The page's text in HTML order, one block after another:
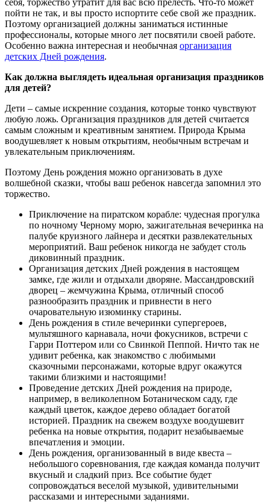
пойти не так, и вы просто испортите себе свой же праздник.
Поэтому организацией должны заниматься истинные
профессионалы, которые много лет посвятили своей работе.
Особенно важна интересная и необычная организация
детских Дней рождения.
Как должна выглядеть идеальная организация праздников
для детей?
Дети – самые искренние создания, которые тонко чувствуют
любую ложь. Организация праздников для детей считается
самым сложным и креативным занятием. Природа Крыма
воодушевляет к новым открытиям, необычным встречам и
увлекательным приключениям.
Поэтому День рождения можно организовать в духе
волшебной сказки, чтобы ваш ребенок навсегда запомнил это
торжество.
Приключение на пиратском корабле: чудесная прогулка
по ночному Черному морю, зажигательная вечеринка на
палубе круизного лайнера и десятки развлекательных
мероприятий. Ваш ребенок никогда не забудет столь
диковинный праздник.
Организация детских Дней рождения в настоящем
замке, где жили и отдыхали дворяне. Массандровский
дворец – жемчужина Крыма, отличный способ
разнообразить праздник и привнести в него
очаровательную изюминку старины.
День рождения в стиле вечеринки супергероев,
мультяшного карнавала, ночи фокусников, встречи с
Гарри Поттером или со Свинкой Пеппой. Ничто так не
удивит ребенка, как знакомство с любимыми
сказочными персонажами, которые вдруг окажутся
такими близкими и настоящими!
Проведение детских Дней рождения на природе,
например, в великолепном Ботаническом саду, где
каждый цветок, каждое дерево обладает богатой
историей. Праздник на свежем воздухе воодушевит
ребенка на новые открытия, подарит незабываемые
впечатления и эмоции.
День рождения, организованный в виде квеста –
небольшого соревнования, где каждая команда получит
вкусный и сладкий приз. Все событие будет
сопровождаться веселой музыкой, удивительными
рассказами и интересными заданиями.